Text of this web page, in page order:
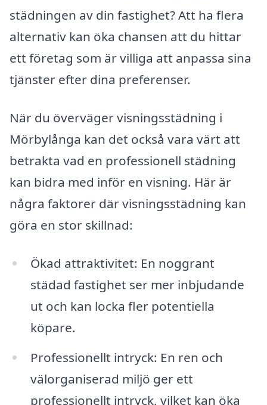
städningen av din fastighet? Att ha flera
alternativ kan öka chansen att du hittar
ett företag som är villiga att anpassa sina
tjänster efter dina preferenser.
När du överväger visningsstädning i
Mörbylånga kan det också vara värt att
betrakta vad en professionell städning
kan bidra med inför en visning. Här är
några faktorer där visningsstädning kan
göra en stor skillnad:
Ökad attraktivitet: En noggrant
städad fastighet ser mer inbjudande
ut och kan locka fler potentiella
köpare.
Professionellt intryck: En ren och
välorganiserad miljö ger ett
professionellt intryck, vilket kan öka